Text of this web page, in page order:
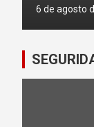
6 de agosto